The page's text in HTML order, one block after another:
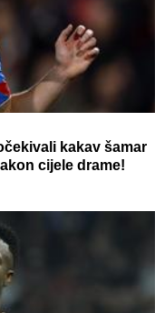
kakav šamar
cijele drame!